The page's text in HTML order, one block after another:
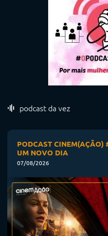
podcast da vez
PODCAST
UM NOVO DIA
07/08/2026